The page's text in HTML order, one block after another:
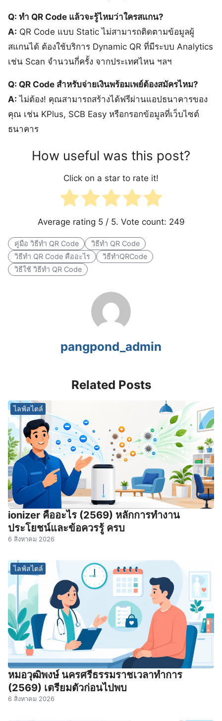
Q: ทำ QR Code แล้วจะรู้ไหมว่าใครสแกน?
A: QR Code แบบ Static ไม่สามารถติดตามข้อมูลผู้
สแกนได้ ต้องใช้บริการ Dynamic QR ที่มีระบบ Analytics
เช่น Scan จำนวนกี่ครั้ง จากประเทศไหน ฯลฯ
Q: QR Code สำหรับจ่ายเงินพร้อมเพย์ต้องสมัครไหม?
A: ไม่ต้อง! คุณสามารถสร้างได้ฟรีผ่านแอปธนาคารของ
คุณ เช่น KPlus, SCB Easy หรือกรอกข้อมูลที่เว็บไซต์
ธนาคาร
How useful was this post?
Click on a star to rate it!
Average rating 5/ 5. Vote count: 249
คู่มือ วิธีทำ QR Code
วิธีทำ QR Code
วิธีทำ QR Code คืออะไร
วิธีทำQRCode
วิธีใช้ วิธีทำ QR Code
pangpond_admin
Related Posts
ไลฟ์สไตล์
ionizer คืออะไร (2569) หลักการทำงาน
ประโยชน์และข้อควรรู้ ครบ
6 สิงหาคม 2026
ไลฟ์สไตล์
หมอวุฒิพงษ์ นครศรีธรรมราชเวลาทําการ
(2569) เตรียมตัวก่อนไปพบ
6 สิงหาคม 2026